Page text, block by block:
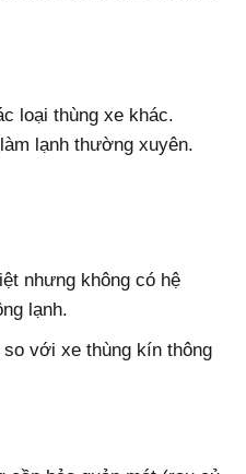
loại thùng xe khác.
lạnh thường xuyên.
nhưng không có hệ
lạnh.
với xe thùng kín thông